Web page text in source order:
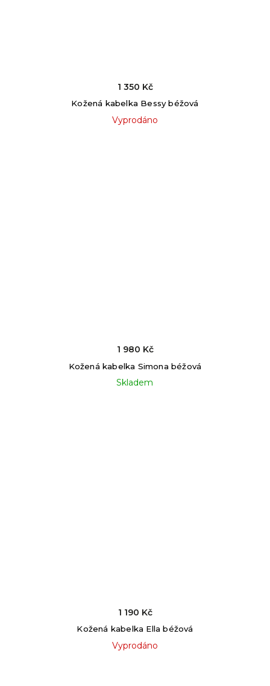
Kožená kabelka Bessy béžová
Vyprodáno
1 350 Kč
Kožená kabelka Simona béžová
Skladem
1 980 Kč
Kožená kabelka Ella béžová
Vyprodáno
1 190 Kč